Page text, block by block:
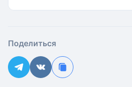
Поделиться